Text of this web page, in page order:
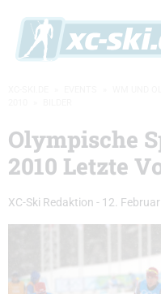
Olympische
2010 Letzte
XC-Ski Redaktion - 12.